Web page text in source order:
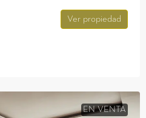
Ver propiedad
EN VENTA